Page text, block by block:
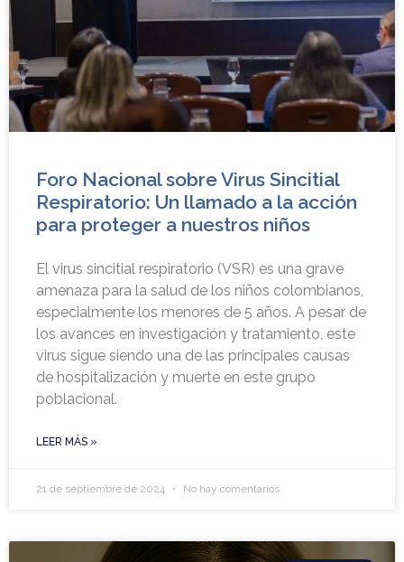
Foro Nacional sobre Virus Sincitial
Respiratorio: Un llamado a la acción
para proteger a nuestros niños
El virus sincitial respiratorio (VSR) es una grave
amenaza para la salud de los niños colombianos,
especialmente los menores de 5 años. A pesar de
los avances en investigación y tratamiento, este
virus sigue siendo una de las principales causas
de hospitalización y muerte en este grupo
poblacional.
LEER MÁS »
21 de septiembre de 2024 No hay comentarios